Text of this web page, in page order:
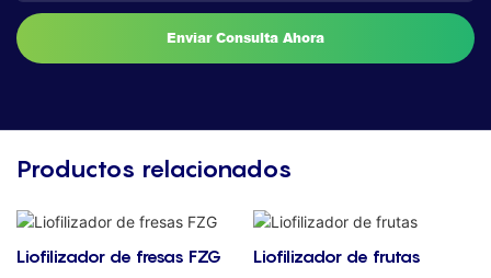
Enviar Consulta Ahora
Productos relacionados
Liofilizador de fresas FZG Liofilizador de frutas